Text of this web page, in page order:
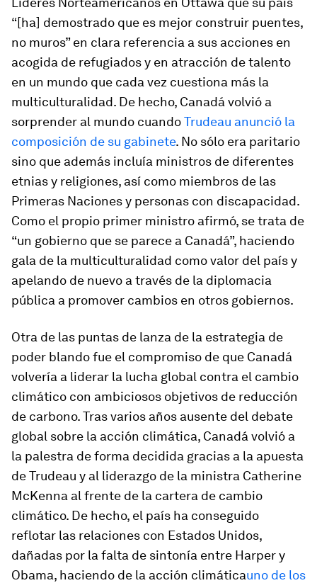
“[ha] demostrado que es mejor construir puentes,
no muros” en clara referencia a sus acciones en
acogida de refugiados y en atracción de talento
en un mundo que cada vez cuestiona más la
multiculturalidad. De hecho, Canadá volvió a
sorprender al mundo cuandoTrudeau anunció la
composición de su gabinete. No sólo era paritario
sino que además incluía ministros de diferentes
etnias y religiones, así como miembros de las
Primeras Naciones y personas con discapacidad.
Como el propio primer ministro afirmó, se trata de
“un gobierno que se parece a Canadá”, haciendo
gala de la multiculturalidad como valor del país y
apelando de nuevo a través de la diplomacia
pública a promover cambios en otros gobiernos.
Otra de las puntas de lanza de la estrategia de
poder blandofue el compromiso de que Canadá
volvería a liderar la lucha global contra el cambio
climático con ambiciosos objetivos de reducción
de carbono. Tras varios años ausente del debate
global sobre la acción climática, Canadá volvió a
la palestra de forma decidida gracias a la apuesta
de Trudeau y al liderazgo de la ministra Catherine
McKenna al frente de la cartera de cambio
climático. De hecho, el país ha conseguido
reflotar las relaciones con Estados Unidos,
dañadas por la falta de sintonía entre Harper y
Obama, haciendo de la acción climáticauno de los